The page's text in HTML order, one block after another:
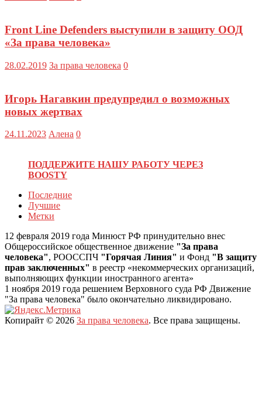
Front Line Defenders выступили в защиту ООД
«За права человека»
28.02.2019 За права человека 0
Игорь Нагавкин предупредил о возможных
новых жертвах
24.11.2023 Алена 0
ПОДДЕРЖИТЕ НАШУ РАБОТУ ЧЕРЕЗ
BOOSTY
Последние
Лучшие
Метки
12 февраля 2019 года Минюст РФ принудительно внес
Общероссийское общественное движение "За права
человека", РООССПЧ "Горячая Линия" и Фонд "В защиту
прав заключенных" в реестр «некоммерческих организаций,
выполняющих функции иностранного агента»
1 ноября 2019 года решением Верховного суда РФ Движение
"За права человека" было окончательно ликвидировано.
Копирайт © 2026 За права человека. Все права защищены.